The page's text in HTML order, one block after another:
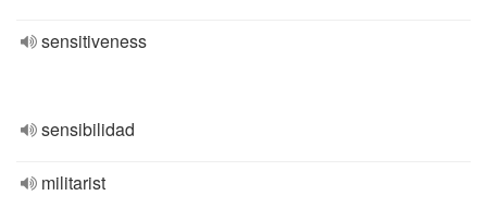
sensitiveness
sensibilidad
militarist